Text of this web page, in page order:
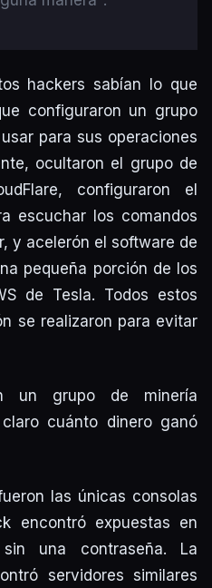
hackers sabían lo que
configuraron un grupo
para sus operaciones
ocultaron el grupo de
configuraron el
escuchar los comandos
y acelerón el software de
pequeña porción de los
de Tesla. Todos estos
se realizaron para evitar
un grupo de minería
cuánto dinero ganó
las únicas consolas
encontró expuestas en
una contraseña. La
servidores similares